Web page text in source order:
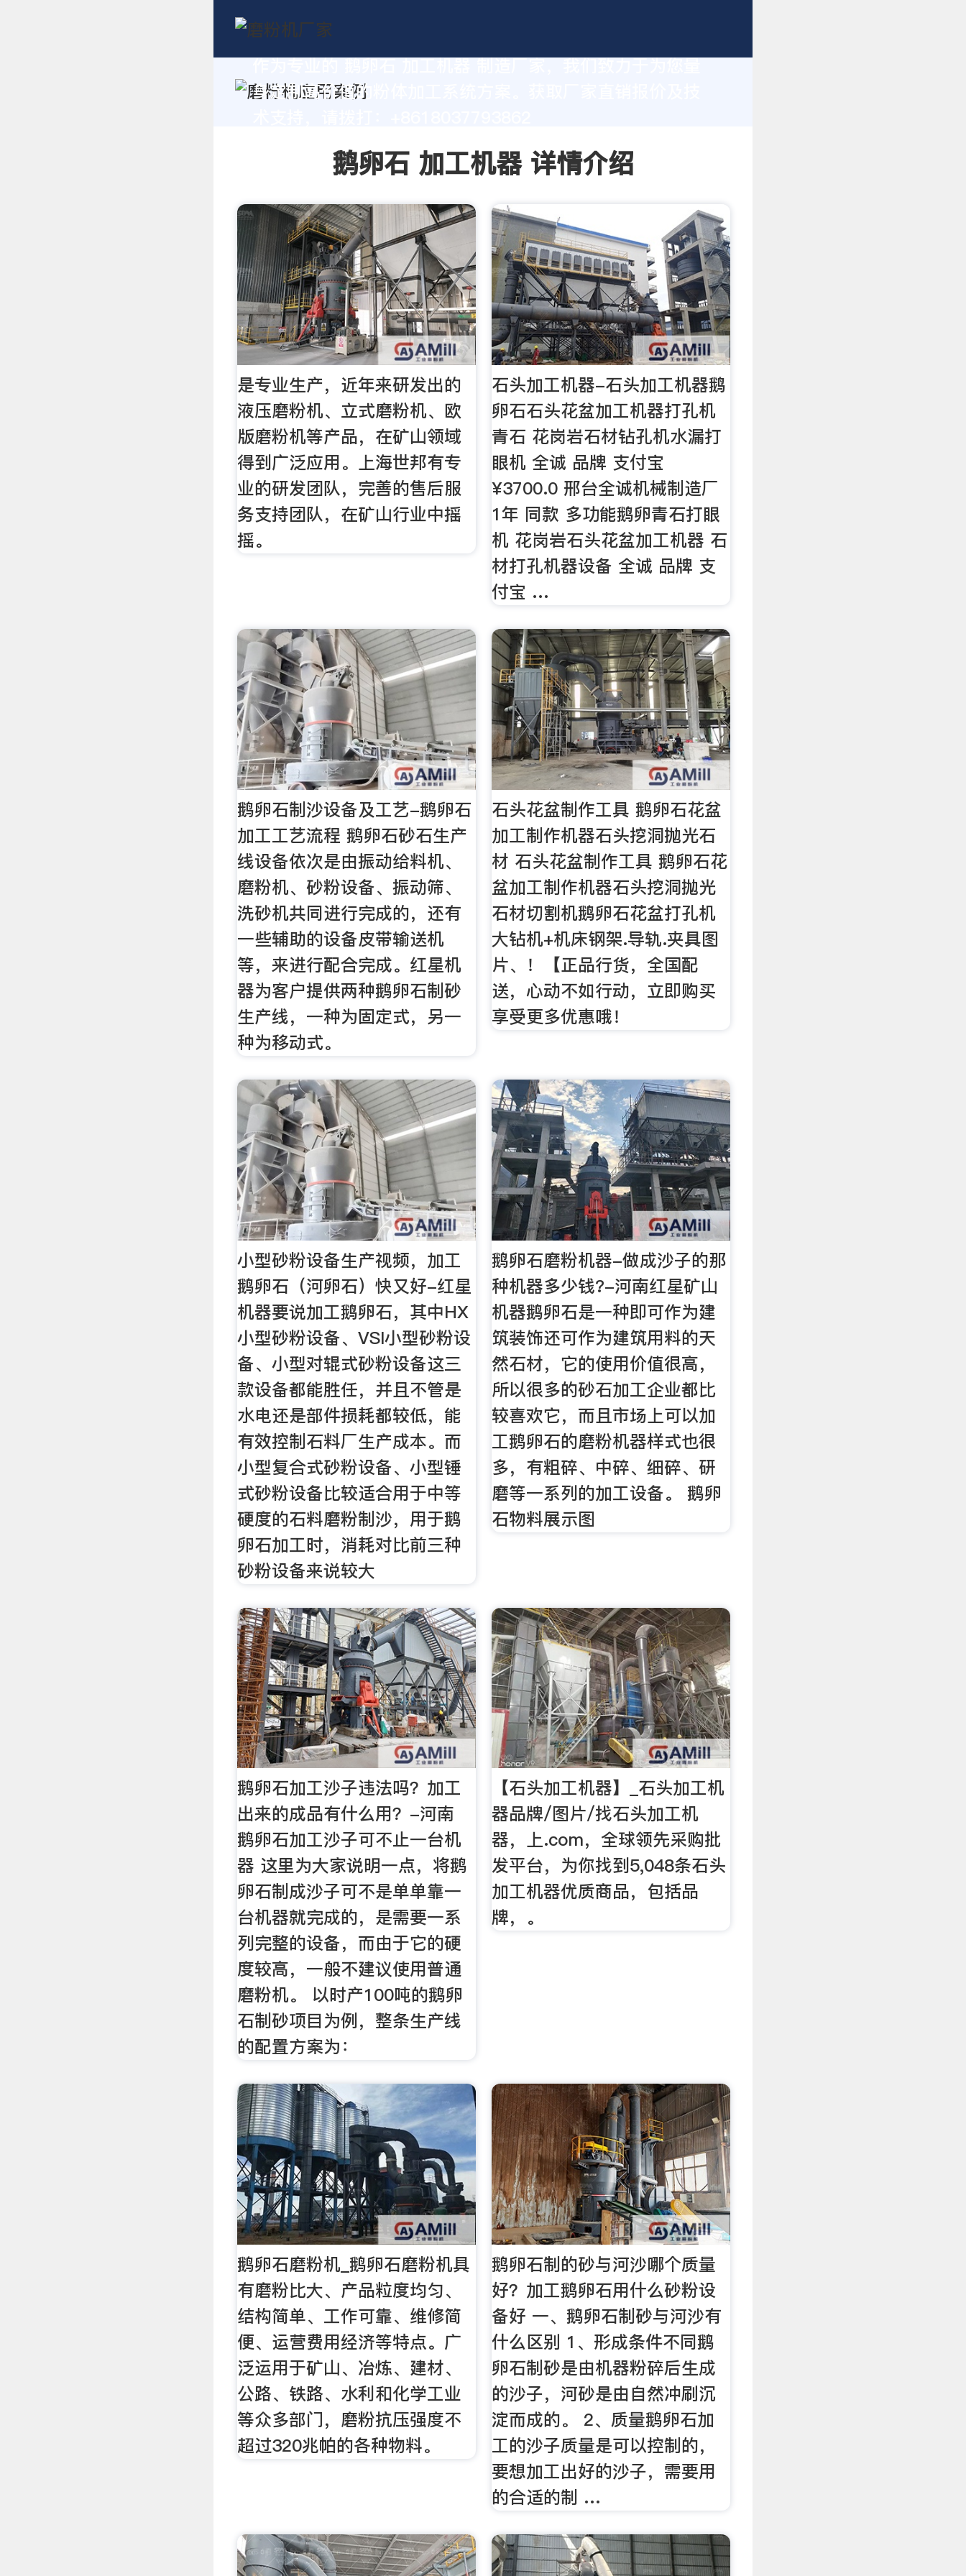
身定制高价值的粉体加工系统方案。获取厂家直销报价及技
鹅卵石 加工机器 详情介绍
是专业生产，近年来研发出的
液压磨粉机、立式磨粉机、欧
版磨粉机等产品，在矿山领域
得到广泛应用。上海世邦有专
业的研发团队，完善的售后服
务支持团队，在矿山行业中摇
摇。
石头加工机器-石头加工机器鹅
卵石石头花盆加工机器打孔机
青石 花岗岩石材钻孔机水漏打
眼机 全诚 品牌 支付宝
¥3700.0 邢台全诚机械制造厂
1年 同款 多功能鹅卵青石打眼
机 花岗岩石头花盆加工机器 石
材打孔机器设备 全诚 品牌 支
付宝 …
鹅卵石制沙设备及工艺-鹅卵石
加工工艺流程 鹅卵石砂石生产
线设备依次是由振动给料机、
磨粉机、砂粉设备、振动筛、
洗砂机共同进行完成的，还有
一些辅助的设备皮带输送机
等，来进行配合完成。红星机
器为客户提供两种鹅卵石制砂
生产线，一种为固定式，另一
种为移动式。
石头花盆制作工具 鹅卵石花盆
加工制作机器石头挖洞抛光石
材 石头花盆制作工具 鹅卵石花
盆加工制作机器石头挖洞抛光
石材切割机鹅卵石花盆打孔机
大钻机+机床钢架.导轨.夹具图
片、！【正品行货，全国配
送，心动不如行动，立即购买
享受更多优惠哦！
小型砂粉设备生产视频，加工
鹅卵石（河卵石）快又好-红星
机器要说加工鹅卵石，其中HX
小型砂粉设备、VSI小型砂粉设
备、小型对辊式砂粉设备这三
款设备都能胜任，并且不管是
水电还是部件损耗都较低，能
有效控制石料厂生产成本。而
小型复合式砂粉设备、小型锤
式砂粉设备比较适合用于中等
硬度的石料磨粉制沙，用于鹅
卵石加工时，消耗对比前三种
砂粉设备来说较大
鹅卵石磨粉机器-做成沙子的那
种机器多少钱?-河南红星矿山
机器鹅卵石是一种即可作为建
筑装饰还可作为建筑用料的天
然石材，它的使用价值很高，
所以很多的砂石加工企业都比
较喜欢它，而且市场上可以加
工鹅卵石的磨粉机器样式也很
多，有粗碎、中碎、细碎、研
磨等一系列的加工设备。 鹅卵
石物料展示图
鹅卵石加工沙子违法吗？加工
出来的成品有什么用？-河南
鹅卵石加工沙子可不止一台机
器 这里为大家说明一点，将鹅
卵石制成沙子可不是单单靠一
台机器就完成的，是需要一系
列完整的设备，而由于它的硬
度较高，一般不建议使用普通
磨粉机。 以时产100吨的鹅卵
石制砂项目为例，整条生产线
的配置方案为：
【石头加工机器】_石头加工机
器品牌/图片/找石头加工机
器，上.com，全球领先采购批
发平台，为你找到5,048条石头
加工机器优质商品，包括品
牌，。
鹅卵石磨粉机_鹅卵石磨粉机具
有磨粉比大、产品粒度均匀、
结构简单、工作可靠、维修简
便、运营费用经济等特点。广
泛运用于矿山、冶炼、建材、
公路、铁路、水利和化学工业
等众多部门，磨粉抗压强度不
超过320兆帕的各种物料。
鹅卵石制的砂与河沙哪个质量
好？加工鹅卵石用什么砂粉设
备好 一、鹅卵石制砂与河沙有
什么区别 1、形成条件不同鹅
卵石制砂是由机器粉碎后生成
的沙子，河砂是由自然冲刷沉
淀而成的。 2、质量鹅卵石加
工的沙子质量是可以控制的，
要想加工出好的沙子，需要用
的合适的制 …